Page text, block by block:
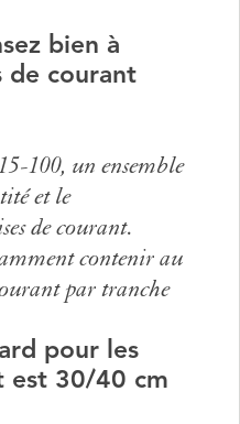
bien à
de courant
100, un ensemble
et le
de courant.
contenir au
par tranche
pour les
est 30/40 cm